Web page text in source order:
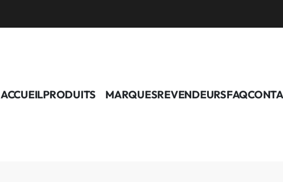
ACCUEILPRODUITS MARQUESREVENDEURSFAQ